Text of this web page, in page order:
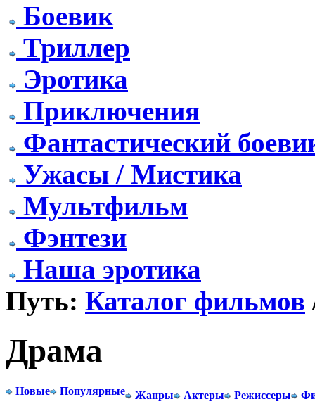
Боевик
Триллер
Эротика
Приключения
Фантастический
Ужасы / Мистика
Мультфильм
Фэнтези
Наша эротика
Путь: Каталог фильмов
Драма
Новые Популярные Жанры Актеры Режиссеры